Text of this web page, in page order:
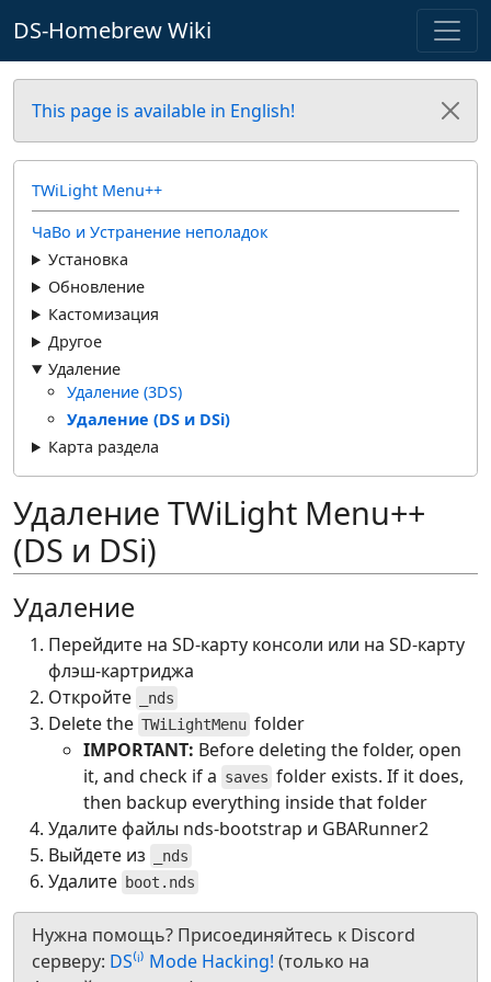
DS-Homebrew Wiki
This page is available in English!
TWiLight Menu++
ЧаВо и Устранение неполадок
Установка
Обновление
Кастомизация
Другое
Удаление
Удаление (3DS)
Удаление (DS и DSi)
Карта раздела
Удаление TWiLight Menu++
(DS и DSi)
Удаление
Перейдите на SD-карту консоли или на SD-карту
флэш-картриджа
Откройте
_nds
Delete the TWiLightMenu folder
IMPORTANT: Before deleting the folder, open
it, and check if a saves folder exists. If it does,
then backup everything inside that folder
Удалите файлы nds-bootstrap и GBARunner2
Выйдете из
_nds
Удалите boot.nds
Нужна помощь? Присоединяйтесь к Discord
серверу: DS⁽ⁱ⁾ Mode Hacking! (только на